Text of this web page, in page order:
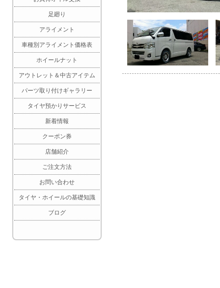
足廻り
アライメント
車種別アライメント価格表
ホイールナット
アウトレット＆中古アイテム
パーツ取り付けギャラリー
タイヤ預かりサービス
新着情報
クーポン券
店舗紹介
ご注文方法
お問い合わせ
タイヤ・ホイールの基礎知識
ブログ